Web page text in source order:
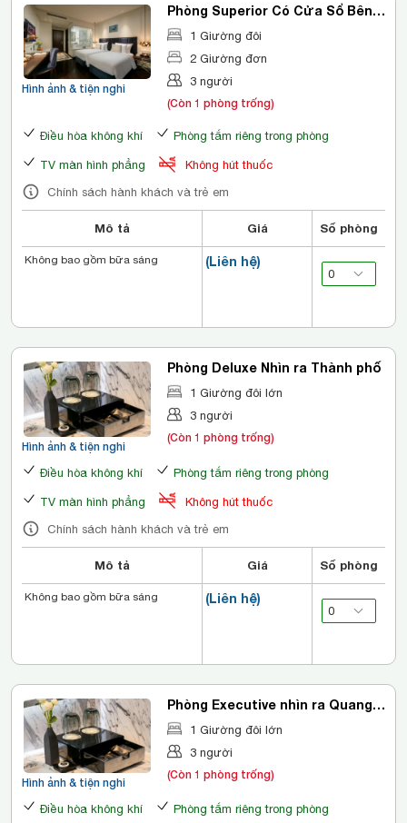
Hình ảnh & tiện nghi
Phòng Superior Có Cửa Sổ Bên
Trong1 Giường đôi
2 Giường đơn
3 người
(Còn 1 phòng trống)
Điều hòa không khí Phòng tắm riêng trong phòng
TV màn hình phẳng
Không hút thuốc
Chính sách hành khách và trẻ em
Mô tả Giá Số phòng
(Liên hệ)
Không bao gồm bữa sáng
Hình ảnh & tiện nghi
Phòng Deluxe Nhìn ra Thành phố
1 Giường đôi lớn
3 người
(Còn 1 phòng trống)
Điều hòa không khí Phòng tắm riêng trong phòng
TV màn hình phẳng
Không hút thuốc
Chính sách hành khách và trẻ em
Mô tả Giá Số phòng
(Liên hệ)
Không bao gồm bữa sáng
Hình ảnh & tiện nghi
Phòng Executive nhìn ra Quang
cảnh Thành phố
1 Giường đôi lớn
3 người
(Còn 1 phòng trống)
Điều hòa không khí Phòng tắm riêng trong phòng